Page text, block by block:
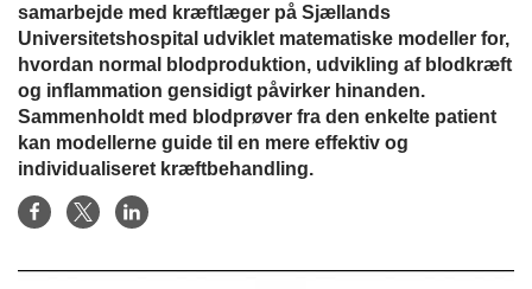
samarbejde med kræftlæger på Sjællands
Universitetshospital udviklet matematiske modeller for,
hvordan normal blodproduktion, udvikling af blodkræft
og inflammation gensidigt påvirker hinanden.
Sammenholdt med blodprøver fra den enkelte patient
kan modellerne guide til en mere effektiv og
individualiseret kræftbehandling.